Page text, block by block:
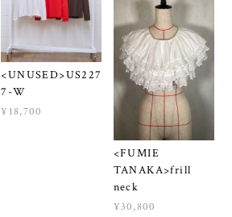
<UNUSED>US227
7-W
¥18,700
<FUMIE
TANAKA>frill
neck
¥30,800